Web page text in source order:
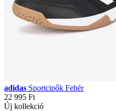
adidas Sportcipők Fehér
22 995 Ft
Új kollekció